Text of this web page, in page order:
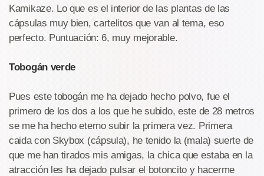
Kamikaze. Lo que es el interior de las plantas de las
cápsulas muy bien, cartelitos que van al tema, eso
perfecto. Puntuación: 6, muy mejorable.
Tobogán verde
Pues este tobogán me ha dejado hecho polvo, fue el
primero de los dos a los que he subido, este de 28 metros
se me ha hecho eterno subir la primera vez. Primera
caida con Skybox (cápsula), he tenido la (mala) suerte de
que me han tirados mis amigas, la chica que estaba en la
atracción les ha dejado pulsar el botoncito y hacerme